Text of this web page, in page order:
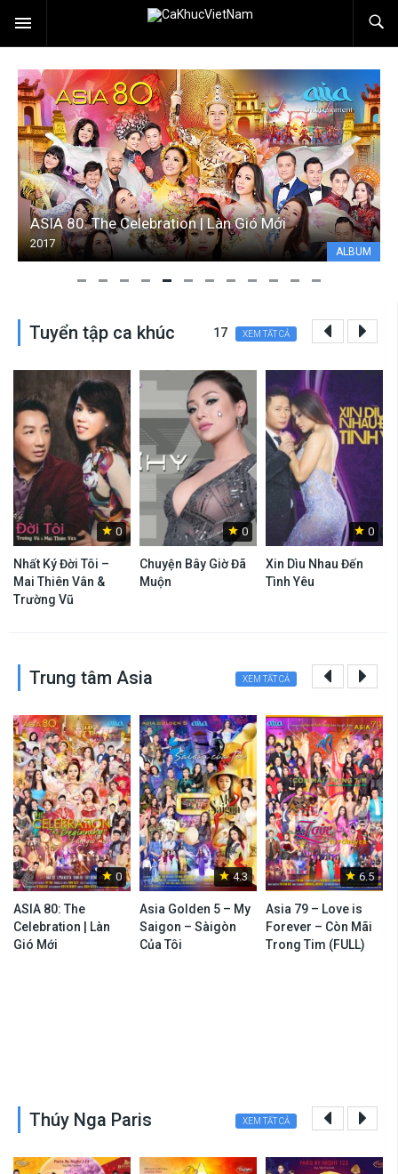
ASIA 80: The Celebration | Làn Gió Mới
2017
ALBUM
Tuyển tập ca khúc 17 XEM TẤT CẢ
0
Nhất Ký Đời Tôi –
Mai Thiên Vân &
Trường Vũ
0
Chuyện Bây Giờ Đã
Muộn
0
Xin Dìu Nhau Đến
Tình Yêu
Trung tâm Asia XEM TẤT CẢ
0
ASIA 80: The
Celebration | Làn
Gió Mới
4.3
Asia Golden 5 – My
Saigon – Sàigòn
Của Tôi
6.5
Asia 79 – Love is
Forever – Còn Mãi
Trong Tim (FULL)
Thúy Nga Paris XEM TẤT CẢ